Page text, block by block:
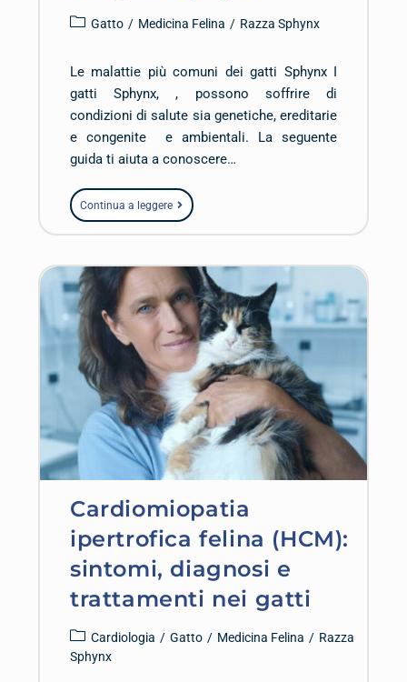
Gatto / Medicina Felina / Razza Sphynx
Le malattie più comuni dei gatti Sphynx I
gatti Sphynx, , possono soffrire di
condizioni di salute sia genetiche, ereditarie
e congenite e ambientali. La seguente
guida ti aiuta a conoscere…
Continua a leggere
Cardiomiopatia
ipertrofica felina (HCM):
sintomi, diagnosi e
trattamenti nei gatti
Cardiologia / Gatto / Medicina Felina / Razza
Sphynx